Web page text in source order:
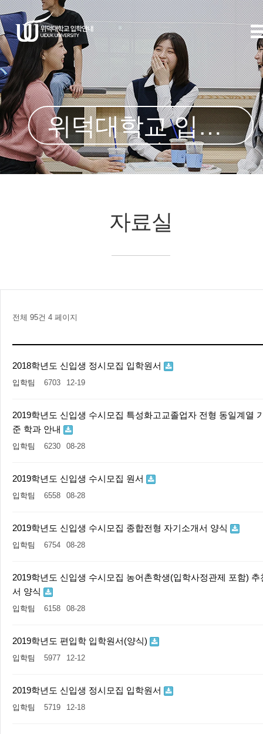
위덕대학교 입학처
자료실
전체 95건 4 페이지
2018학년도 신입생 정시모집 입학원서
입학팀 6703 12-19
2019학년도 신입생 수시모집 특성화고교졸업자 전형 동일계열
준 학과 안내
입학팀 6230 08-28
2019학년도 신입생 수시모집 원서
입학팀 6558 08-28
2019학년도 신입생 수시모집 종합전형 자기소개서 양식
입학팀 6754 08-28
2019학년도 신입생 수시모집 농어촌학생(입학사정관제 포함) 추
서 양식
입학팀 6158 08-28
2019학년도 편입학 입학원서(양식)
입학팀 5977 12-12
2019학년도 신입생 정시모집 입학원서
입학팀 5719 12-18